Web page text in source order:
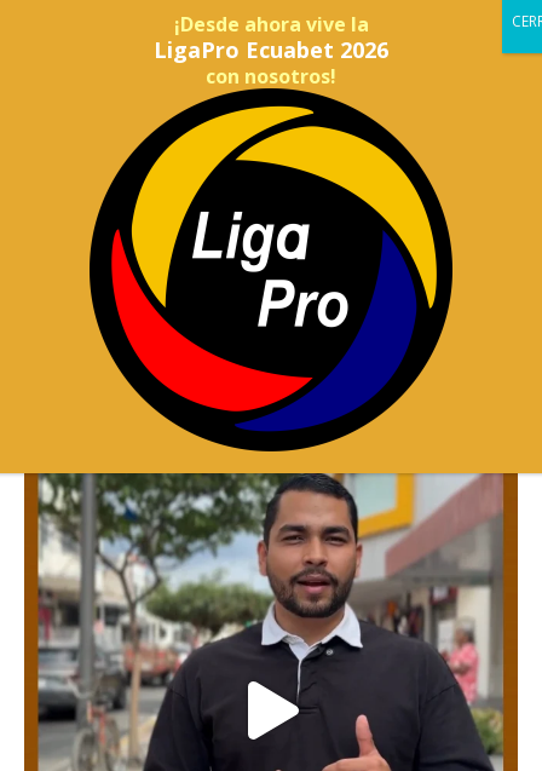
¡Desde ahora vive la
LigaPro Ecuabet 2026
con nosotros!